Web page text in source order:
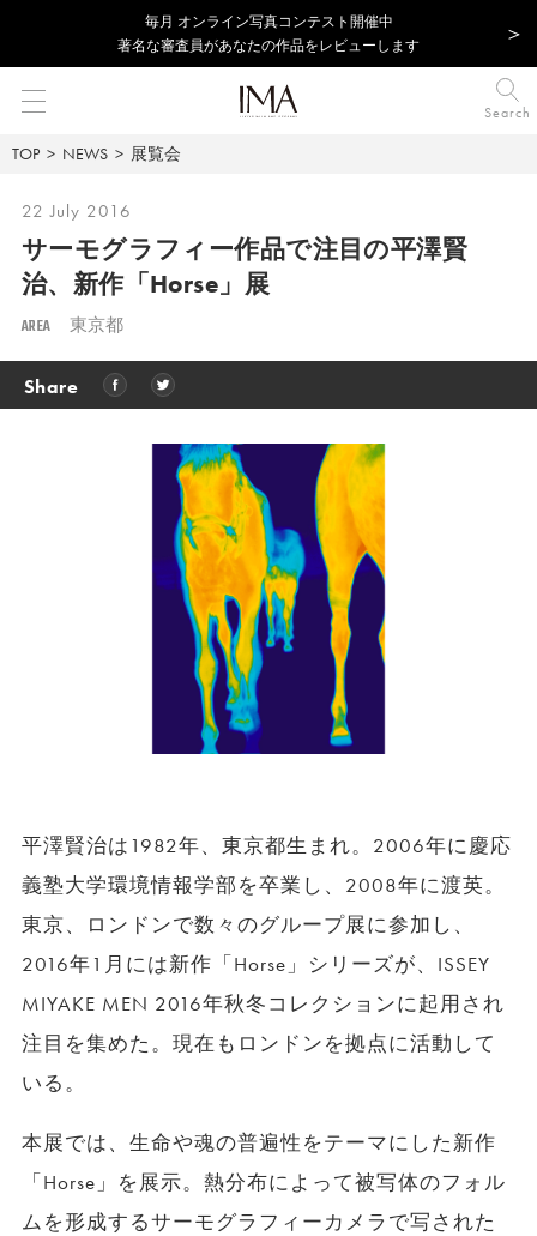
毎⽉ オンライン写真コンテスト開催中
著名な審査員があなたの作品をレビューします
Search
TOP NEWS 展覧会
22 July 2016
サーモグラフィー作品で注目の平澤賢
治、新作「Horse」展
AREA 東京都
Share
平澤賢治は1982年、東京都生まれ。2006年に慶応
義塾大学環境情報学部を卒業し、2008年に渡英。
東京、ロンドンで数々のグループ展に参加し、
2016年1月には新作「Horse」シリーズが、ISSEY
MIYAKE MEN 2016年秋冬コレクションに起用され
注目を集めた。現在もロンドンを拠点に活動して
いる。
本展では、生命や魂の普遍性をテーマにした新作
「Horse」を展示。熱分布によって被写体のフォル
ムを形成するサーモグラフィーカメラで写された